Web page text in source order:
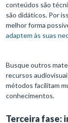
conteúdos são
são didáticos. Por
melhor forma
adaptem às suas
Busque outros
recursos
métodos facilitam
conhecimentos.
Terceira fase: